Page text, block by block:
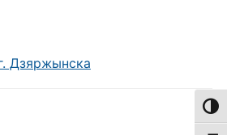
Дзяржынска